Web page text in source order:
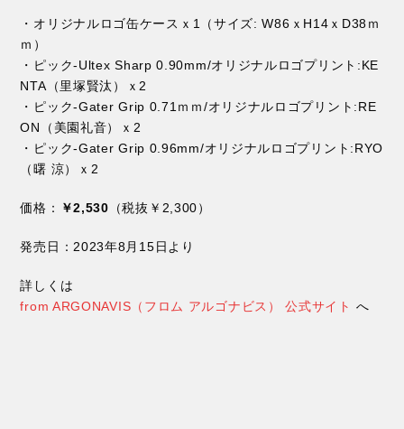
・オリジナルロゴ缶ケースｘ1（サイズ: W86ｘH14ｘD38ｍ
ｍ）
・ピック-Ultex Sharp 0.90mm/オリジナルロゴプリント:KE
NTA（里塚賢汰）ｘ2
・ピック-Gater Grip 0.71ｍｍ/オリジナルロゴプリント:RE
ON（美園礼音）ｘ2
・ピック-Gater Grip 0.96mm/オリジナルロゴプリント:RYO
（曙 涼）ｘ2
価格： ￥2,530 （税抜￥2,300）
発売日：2023年8月15日より
詳しくは
from ARGONAVIS（フロム アルゴナビス） 公式サイト へ